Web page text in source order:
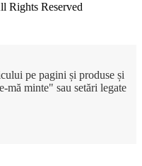
Rights Reserved
pe pagini și produse și
mă minte" sau setări legate